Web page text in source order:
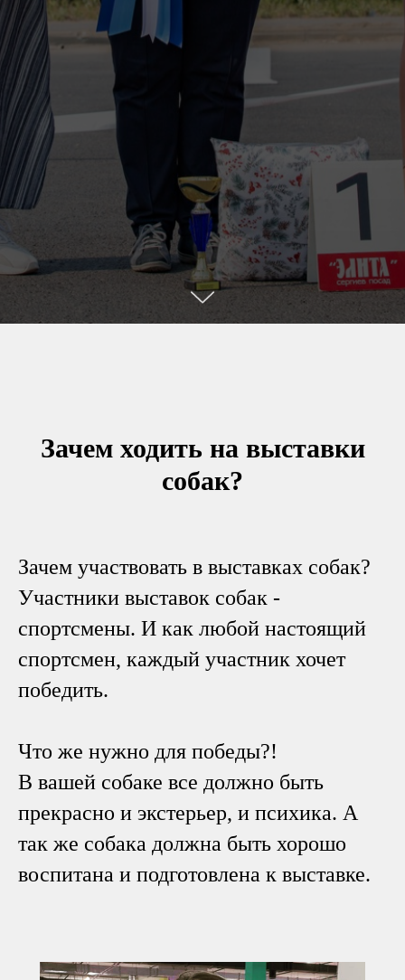
Зачем ходить на выставки
собак?
Зачем участвовать в выставках собак?
​Участники выставок собак -
спортсмены. И как любой настоящий
спортсмен, каждый участник хочет
победить.
Что же нужно для победы?!
В вашей собаке все должно быть
прекрасно и экстерьер, и психика. А
так же собака должна быть хорошо
воспитана и подготовлена к выставке.